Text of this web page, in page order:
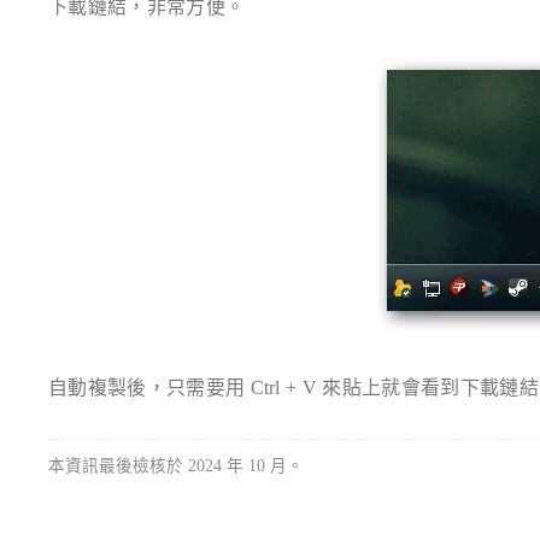
下載鏈結，非常方便。
自動複製後，只需要用 Ctrl + V 來貼上就會看到下載鏈
本資訊最後檢核於 2024 年 10 月。